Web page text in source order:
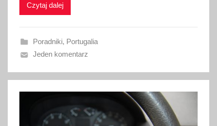
w
n
o
8
s
Czytaj dalej
Poradniki, Portugalia
Jeden komentarz